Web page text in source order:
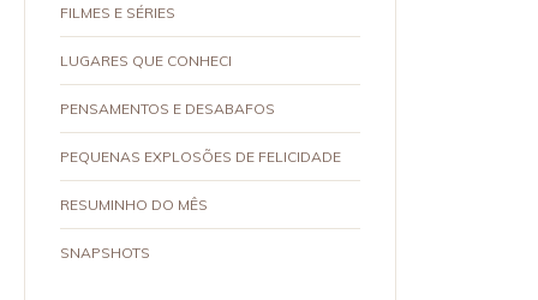
FILMES E SÉRIES
LUGARES QUE CONHECI
PENSAMENTOS E DESABAFOS
PEQUENAS EXPLOSÕES DE FELICIDADE
RESUMINHO DO MÊS
SNAPSHOTS